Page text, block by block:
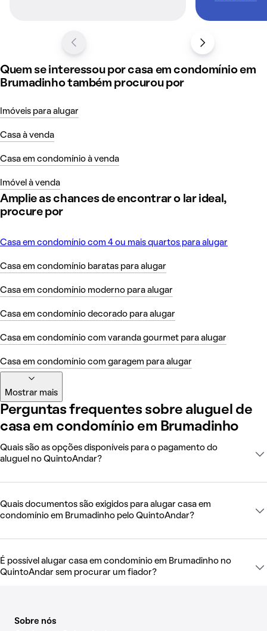
Quem se interessou por casa em condomínio em
Brumadinho também procurou por
Imóveis para alugar
Casa à venda
Casa em condomínio à venda
Imóvel à venda
Amplie as chances de encontrar o lar ideal,
procure por
Casa em condomínio com 4 ou mais quartos para alugar
Casa em condomínio baratas para alugar
Casa em condomínio moderno para alugar
Casa em condomínio decorado para alugar
Casa em condomínio com varanda gourmet para alugar
Casa em condomínio com garagem para alugar
Mostrar mais
Perguntas frequentes sobre aluguel de
casa em condomínio em Brumadinho
Quais são as opções disponíveis para o pagamento do
aluguel no QuintoAndar?
Quais documentos são exigidos para alugar casa em
condomínio em Brumadinho pelo QuintoAndar?
É possível alugar casa em condomínio em Brumadinho no
QuintoAndar sem procurar um fiador?
Sobre nós